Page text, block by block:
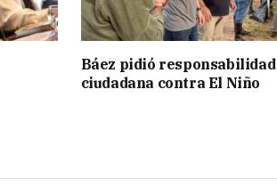
Báez pidió responsabilidad
ciudadana contra El Niño